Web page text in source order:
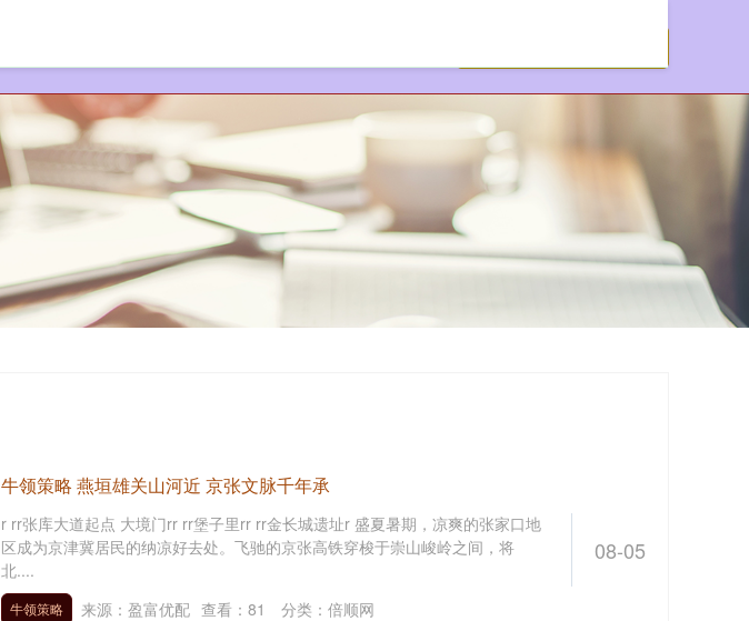
08-05
牛领策略 燕垣雄关山河近 京张文脉千年承
r rr张库大道起点 大境门rr rr堡子里rr rr金长城遗址r 盛夏暑期，凉爽的张家口地
区成为京津冀居民的纳凉好去处。飞驰的京张高铁穿梭于崇山峻岭之间，将
北....
牛领策略 来源：盈富优配 查看： 81 分类： 倍顺网